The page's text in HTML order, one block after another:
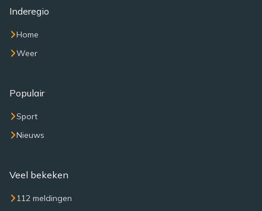
Inderegio
Home
Weer
Populair
Sport
Nieuws
Veel bekeken
112 meldingen